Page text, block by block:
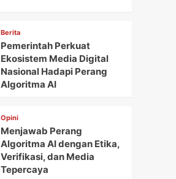
Berita
Pemerintah Perkuat
Ekosistem Media Digital
Nasional Hadapi Perang
Algoritma AI
Opini
Menjawab Perang
Algoritma AI dengan Etika,
Verifikasi, dan Media
Tepercaya